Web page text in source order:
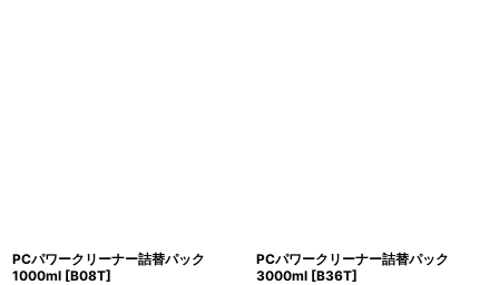
PCパワークリーナー詰替パック
1000ml [B08T]
PCパワークリーナー詰替パック
3000ml [B36T]